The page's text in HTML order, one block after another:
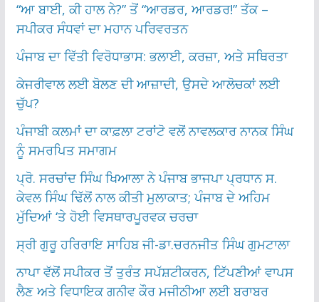
“ਆ ਬਾਈ, ਕੀ ਹਾਲ ਨੇ?” ਤੋਂ “ਆਰਡਰ, ਆਰਡਰ!” ਤੱਕ –
ਸਪੀਕਰ ਸੰਧਵਾਂ ਦਾ ਮਹਾਨ ਪਰਿਵਰਤਨ
ਪੰਜਾਬ ਦਾ ਵਿੱਤੀ ਵਿਰੋਧਾਭਾਸ: ਭਲਾਈ, ਕਰਜ਼ਾ, ਅਤੇ ਸਥਿਰਤਾ
ਕੇਜਰੀਵਾਲ ਲਈ ਬੋਲਣ ਦੀ ਆਜ਼ਾਦੀ, ਉਸਦੇ ਆਲੋਚਕਾਂ ਲਈ
ਚੁੱਪ?
ਪੰਜਾਬੀ ਕਲਮਾਂ ਦਾ ਕਾਫ਼ਲਾ ਟਰਾਂਟੋ ਵਲੋਂ ਨਾਵਲਕਾਰ ਨਾਨਕ ਸਿੰਘ
ਨੂੰ ਸਮਰਪਿਤ ਸਮਾਗਮ
ਪ੍ਰੋ. ਸਰਚਾਂਦ ਸਿੰਘ ਖਿਆਲਾ ਨੇ ਪੰਜਾਬ ਭਾਜਪਾ ਪ੍ਰਧਾਨ ਸ.
ਕੇਵਲ ਸਿੰਘ ਢਿੱਲੋਂ ਨਾਲ ਕੀਤੀ ਮੁਲਾਕਾਤ; ਪੰਜਾਬ ਦੇ ਅਹਿਮ
ਮੁੱਦਿਆਂ ‘ਤੇ ਹੋਈ ਵਿਸਥਾਰਪੂਰਵਕ ਚਰਚਾ
ਸ੍ਰੀ ਗੁਰੂ ਹਰਿਰਾਇ ਸਾਹਿਬ ਜੀ-ਡਾ.ਚਰਨਜੀਤ ਸਿੰਘ ਗੁਮਟਾਲਾ
ਨਾਪਾ ਵੱਲੋਂ ਸਪੀਕਰ ਤੋਂ ਤੁਰੰਤ ਸਪੱਸ਼ਟੀਕਰਨ, ਟਿੱਪਣੀਆਂ ਵਾਪਸ
ਲੈਣ ਅਤੇ ਵਿਧਾਇਕ ਗਨੀਵ ਕੌਰ ਮਜੀਠੀਆ ਲਈ ਬਰਾਬਰ